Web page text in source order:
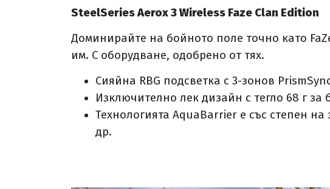
SteelSeries Aerox 3 Wireless Faze Clan Edition
Доминирайте на бойното поле точно като
им. С оборудване, одобрено от тях.
Сияйна RBG подсветка с 3-зонов
Изключително лек дизайн с тегло 68 г
Технологията AquaBarrier е със степен
др.